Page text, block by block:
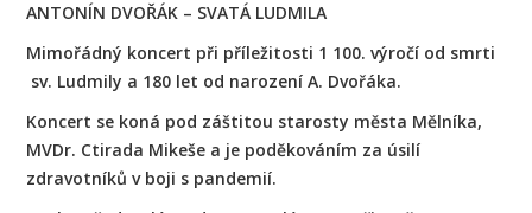
ANTONÍN DVOŘÁK – SVATÁ LUDMILA
Mimořádný koncert při příležitosti 1 100. výročí od smrti
sv. Ludmily a 180 let od narození A. Dvořáka.
Koncert se koná pod záštitou starosty města Mělníka,
MVDr. Ctirada Mikeše a je poděkováním za úsilí
zdravotníků v boji s pandemií.